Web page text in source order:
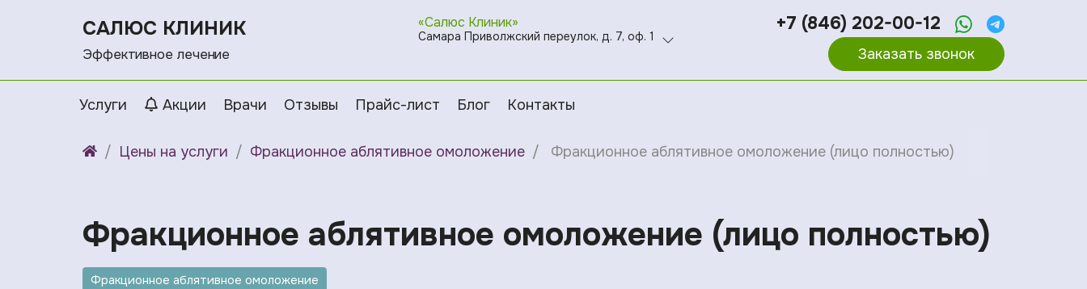
САЛЮС КЛИНИК
Эффективное лечение
«Салюс Клиник»
Самара Приволжский переулок, д. 7, оф. 1
+7 (846) 202-00-12
Заказать звонок
Услуги Акции Врачи Отзывы Прайс-лист Блог Контакты
Цены на услуги Фракционное аблятивное омоложение Фракционное аблятивное омоложение (лицо полностью)
Фракционное аблятивное омоложение (лицо полностью)
Фракционное аблятивное омоложение